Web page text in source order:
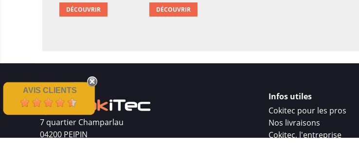
DÉCOUVRIR
DÉCOUVRIR
7 quartier Champarlau
04200 PEIPIN
Infos utiles
Cokitec pour les pros
Nos livraisons
Cokitec, l'entreprise
AVIS CLIENTS